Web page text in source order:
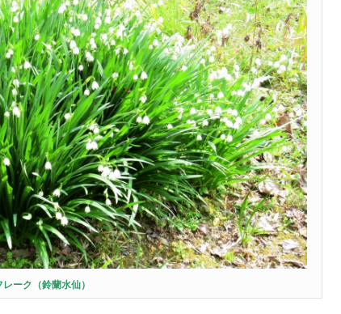
ーク（鈴蘭水仙）